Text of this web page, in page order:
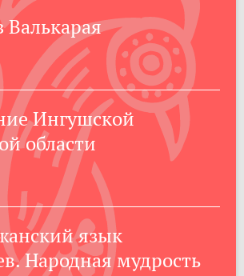
Валькарая
Ингушской
области
язык
Народная мудрость